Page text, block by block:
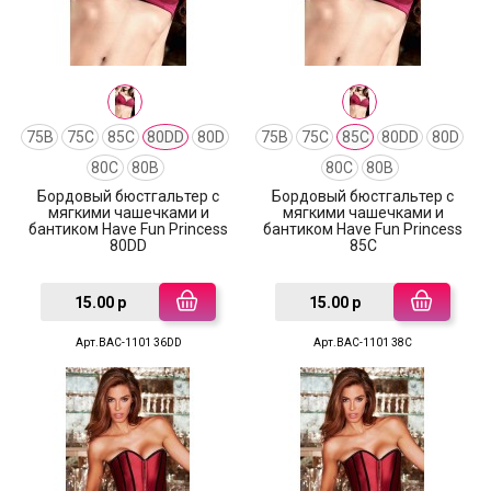
75B 75C 85C 80DD
80D
80C
80B
Бордовый бюстгальтер с
мягкими чашечками и
бантиком Have Fun Princess
80DD
15.00 р
Арт.BAC-1101 36DD
75B 75C 85C 80DD
80D
80C
80B
Бордовый бюстгальтер с
мягкими чашечками и
бантиком Have Fun Princess
85C
15.00 р
Арт.BAC-1101 38C